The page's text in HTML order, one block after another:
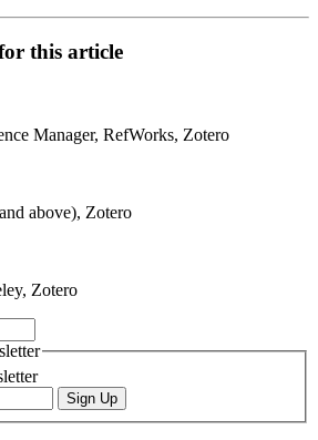
this article
Manager, RefWorks, Zotero
above), Zotero
Zotero